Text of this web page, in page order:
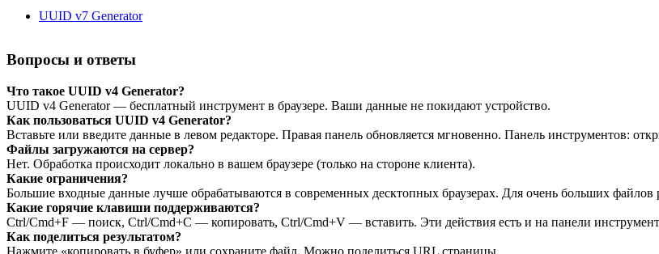
UUID v7 Generator
Вопросы и ответы
Что такое UUID v4 Generator?
UUID v4 Generator — бесплатный инструмент в браузере. Ваши данные не покидают устройство.
Как пользоваться UUID v4 Generator?
Вставьте или введите данные в левом редакторе. Правая панель обновляется мгновенно. Панель инструментов:
Файлы загружаются на сервер?
Нет. Обработка происходит локально в вашем браузере (только на стороне клиента).
Какие ограничения?
Большие входные данные лучше обрабатываются в современных десктопных браузерах. Для очень больших файлов
Какие горячие клавиши поддерживаются?
Ctrl/Cmd+F — поиск, Ctrl/Cmd+C — копировать, Ctrl/Cmd+V — вставить. Эти действия есть и на панели
Как поделиться результатом?